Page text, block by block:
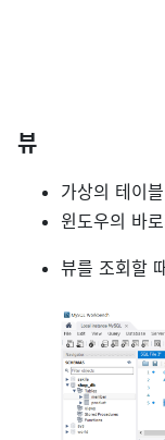
뷰
가상의 테이블
윈도우의 바
뷰를 조회할 때